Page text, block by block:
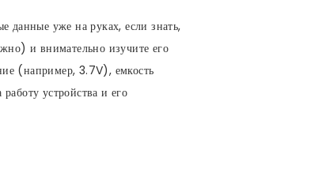
данные уже на руках, если знать,
и внимательно изучите его
(например, 3.7V), емкость
устройства и его